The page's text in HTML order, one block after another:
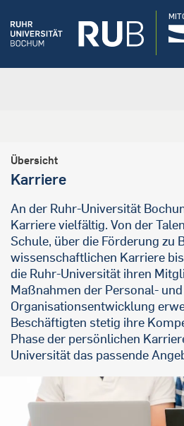
Übersicht
Karriere
An der Ruhr-Universität
Karriere vielfältig. Von der
Schule, über die Förderung zu
wissenschaftlichen Karriere
die Ruhr-Universität ihren
Maßnahmen der Personal- und
Organisationsentwicklung
Beschäftigten stetig ihre
Phase der persönlichen
Universität das passende